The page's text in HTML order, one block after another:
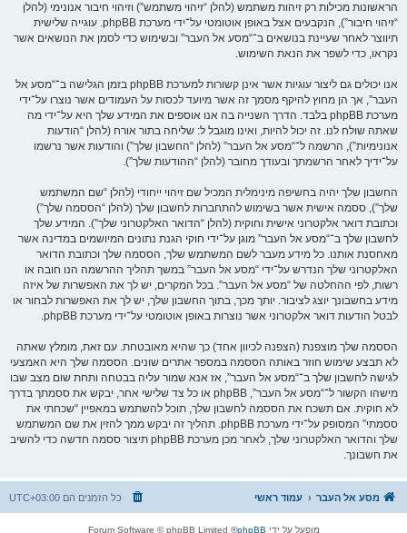
הראשונות מכילות רק זיהות משתמש (להלן “זיהוי משתמש”) וזיהוי חיבור אנונימי (להלן
“זיהוי חיבור”), הנקבעים אצל באופן אוטומטי על־ידי מערכת phpBB. עוגייה שלישית
תיווצר לאחר שעיינת בנושאים ב־“מסע אל העבר” ובשימוש כדי לסמן את הנושאים אשר
נקראו, כדי לשפר את הנאת השימוש.
אנו יכולים גם ליצור עוגיות אשר אינן קשורות למערכת phpBB בזמן הגלישה ב־“מסע אל
העבר”, אך הן מחוץ להיקף מסמך זה אשר מיועד לכסות על העמודים אשר נוצרו על־ידי
מערכת phpBB בלבד. הדרך השנייה בה אנו אוספים את המידע שלך היא על־ידי מה
שאתה שולח לנו. זה יכול להיות, ואינו מוגבל ל: שליחה בתור אורח (להלן “הודעות
אנונימיות”), הרשמה ל־“מסע אל העבר” (להלן “החשבון שלך”) והודעות אשר נרשמו
על־ידיך לאחר הרשמתך ובעודך מחובר (להלן “ההודעות שלך”).
החשבון שלך יהיה בחשיפה מינימלית המכיל שם זיהוי ייחודי (להלן “שם המשתמש
שלך”), ססמה אישית אשר בשימוש להתחברות לחשבון שלך (להלן “הססמה שלך”)
וכתובת דואר אלקטרוני אישית וחוקית (להלן “הדואר האלקטרוני שלך”). המידע שלך
לחשבון שלך ב־“מסע אל העבר” מוגן על־ידי חוקי הגנת נתונים המיושמים במדינה אשר
מאחסנת אותנו. כל מידע מעבר לשם המשתמש שלך, הססמה שלך וכתובת הדואר
האלקטרוני שלך הנדרש על־ידי “מסע אל העבר” במשך תהליך ההרשמה הנו חובה או
רשות, לפי ההחלטה של “מסע אל העבר”. בכל המקרים, יש לך את האפשרות של איזה
מידע בחשבונך יוצג לציבור. יותך מכך, בתוך החשבון שלך, יש לך את האפשרות לבחור או
לבטל הודעות דואר אלקטרוני אשר נוצרות באופן אוטומטי על־ידי מערכת phpBB.
הססמה שלך מוצפנת (הצפנה לכיוון אחד) כך שהיא מאובטחת. עם זאת, מומלץ שאתה
לא תבצע שימוש חוזר באותה הססמה במספר אתרים שונים. הססמה שלך היא האמצעי
לגישה לחשבון שלך ב־“מסע אל העבר”, אז אנא שמור עליה בבטחה ותחת שום מצב שבו
מישהו הקשור ל־“מסע אל העבר”, phpBB או כל צד שלישי אחר, יבקש את ססמתך בדרך
לא חוקית. אם תשכח את הססמה לחשבון שלך, תוכל להשתמש במאפיין “שכחתי את
ססמתי” המסופק על־ידי מערכת phpBB. תהליך זה יבקש ממך להזין את שם המשתמש
שלך והדואר האלקטרוני שלך, לאחר מכן מערכת phpBB תיצור ססמה חדשה כדי להשיב
את חשבונך.
מסע אל העבר עמוד ראשי כל הזמנים הם UTC+03:00
מופעל על ידי phpBB
® Forum Software © phpBB Limited